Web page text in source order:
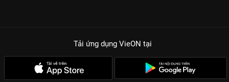
Tải ứng dụng VieON tại